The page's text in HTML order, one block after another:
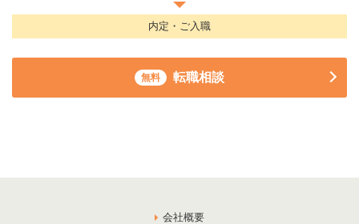
内定・ご入職
無料 転職相談
会社概要